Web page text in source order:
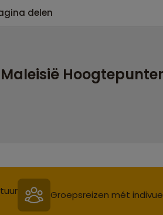
delen
Groepsreizen mét